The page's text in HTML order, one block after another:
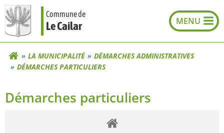
Aller
au
contenu
Commune de
Le Cailar
LA MUNICIPALITÉ
DÉMARCHES ADMINISTRATIVES
DÉMARCHES PARTICULIERS
Démarches particuliers